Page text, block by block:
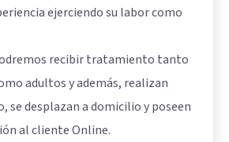
ejerciendo su labor como
recibir tratamiento tanto
adultos y además, realizan
se desplazan a domicilio y poseen
al cliente Online.